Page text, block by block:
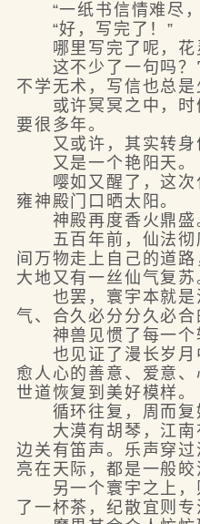
“一纸书信情难尽，
“好，写完了！”
哪里写完了呢，花
这不少了一句吗？
不学无术，写信也总是
或许冥冥之中，时
要很多年。
又或许，其实转身
又是一个艳阳天。
嘤如又醒了，这次
雍神殿门口晒太阳。
神殿再度香火鼎盛
五百年前，仙法彻
间万物走上自己的道
大地又有一丝仙气复苏
也罢，寰宇本就是
气、合久必分分久必合
神兽见惯了每一个
也见证了漫长岁月
愈人心的善意、爱意
世道恢复到美好模样。
循环往复，周而复
大漠有胡琴，江南
边关有笛声。乐声穿
亮在天际，都是一般皎
另一个寰宇之上，
了一杯茶，纪散宜则